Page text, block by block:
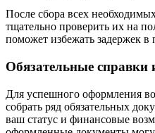
После сбора всех
тщательно проверить их на
поможет избежать задержек в
Обязательные справки
Для успешного оформления
собрать ряд обязательных
ваш статус и финансовые